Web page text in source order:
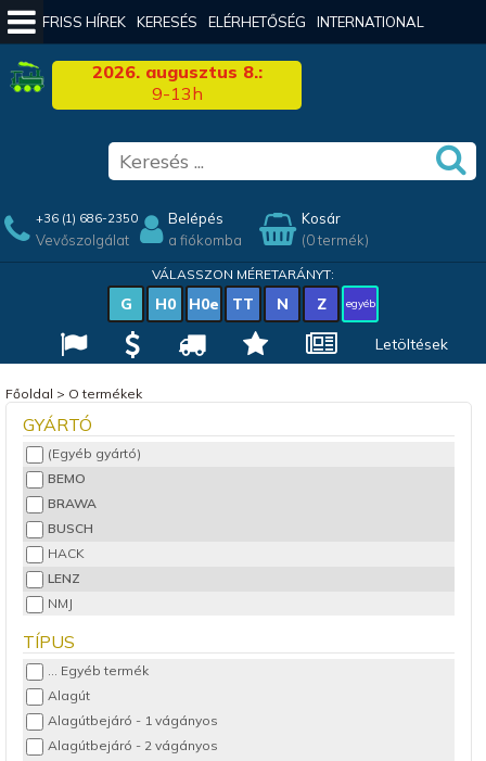
FRISS HÍREK KERESÉS ELÉRHETŐSÉG INTERNATIONAL
2026. augusztus 8.:
9-13h
+36 (1) 686-2350
Vevőszolgálat
Belépés
a fiókomba
Kosár
(0 termék)
VÁLASSZON MÉRETARÁNYT:
G H0 H0e TT N Z egyéb
Letöltések
Főoldal > O termékek
GYÁRTÓ
(Egyéb gyártó)
BEMO
BRAWA
BUSCH
HACK
LENZ
NMJ
PECO
VIESSMANN
VOLLMER
WOODLAND Scenics
TÍPUS
... Egyéb termék
Alagút
Alagútbejáró - 1 vágányos
Alagútbejáró - 2 vágányos